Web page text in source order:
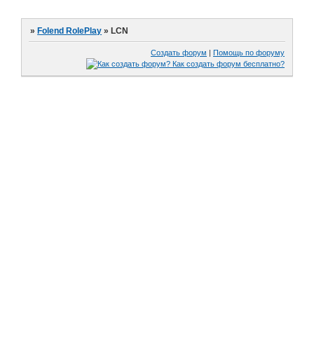
»Folend RolePlay »LCN
Создать форум Помощь по форуму